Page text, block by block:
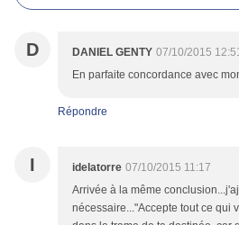
D DANIEL GENTY 07/10/2015
En parfaite concordance avec
Répondre
I idelatorre 07/10/2015 11:17
Arrivée à la même
nécessaire..."Accepte tout ce qui